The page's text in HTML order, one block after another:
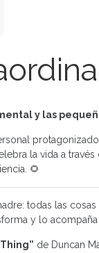
y las
la vida a
🌻
todas las
y lo
de Duncan